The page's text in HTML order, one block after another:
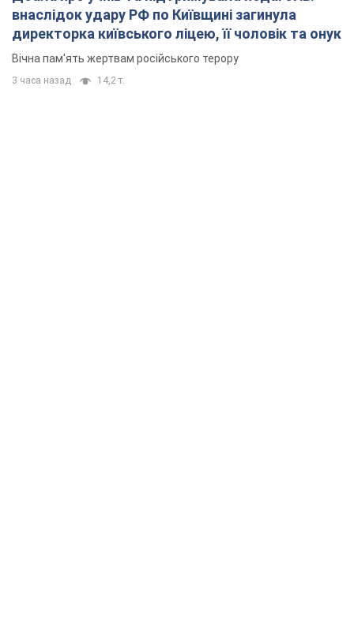
внаслідок удару РФ по Київщині загинула
директорка київського ліцею, її чоловік та онук
Вічна пам'ять жертвам російського терору
3 часа назад 14,2 т.